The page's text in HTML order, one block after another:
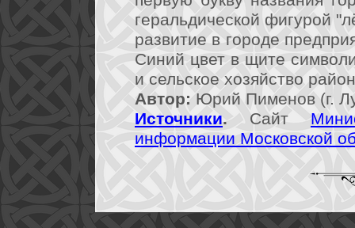
геральдической фигурой
развитие в городе
Синий цвет в щите
и сельское хозяйство
Автор: Юрий Пименов (г.
Источники. Сайт
информации Московской